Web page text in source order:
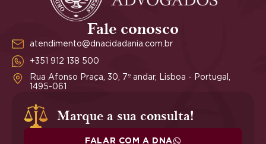
Fale conosco
atendimento@dnacidadania.com.br
+351 912 138 500
Rua Afonso Praça, 30, 7º andar, Lisboa - Portugal,
1495-061
Marque a sua consulta!
FALAR COM A DNA